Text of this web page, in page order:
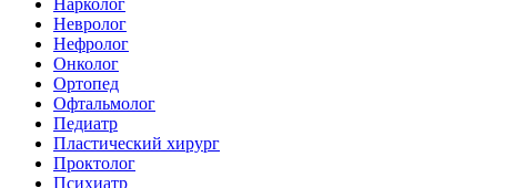
Нарколог
Невролог
Нефролог
Онколог
Ортопед
Офтальмолог
Педиатр
Пластический хирург
Проктолог
Психиатр